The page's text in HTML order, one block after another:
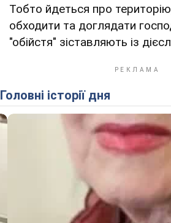
Тобто йдеться про
обходити та доглядати
"обійстя" зіставляють із
Головні історії дня